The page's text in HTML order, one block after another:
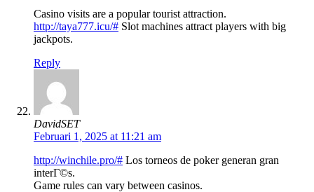
Casino visits are a popular tourist attraction.
http://taya777.icu/# Slot machines attract players with big
jackpots.
Reply
DavidSET
Februari 1, 2025 at 11:21 am
http://winchile.pro/# Los torneos de poker generan gran
interГ©s.
Game rules can vary between casinos.